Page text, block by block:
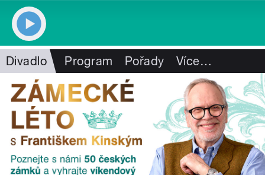
Divadlo Program Pořady Více…